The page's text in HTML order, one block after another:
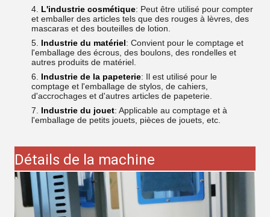
L'industrie cosmétique: Peut être utilisé pour compter
et emballer des articles tels que des rouges à lèvres, des
mascaras et des bouteilles de lotion.
Industrie du matériel: Convient pour le comptage et
l'emballage des écrous, des boulons, des rondelles et
autres produits de matériel.
Industrie de la papeterie: Il est utilisé pour le
comptage et l'emballage de stylos, de cahiers,
d'accrochages et d'autres articles de papeterie.
Industrie du jouet: Applicable au comptage et à
l'emballage de petits jouets, pièces de jouets, etc.
Détails de la machine